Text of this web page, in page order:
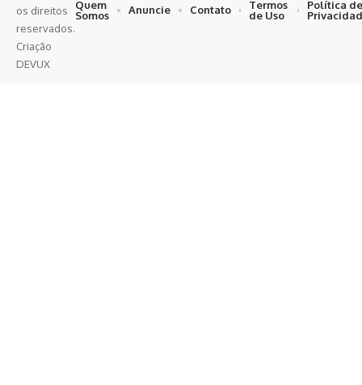
os direitos
reservados.
Criação
DEVUX
Quem
Somos
Anuncie Contato
Termos
de Uso
Política